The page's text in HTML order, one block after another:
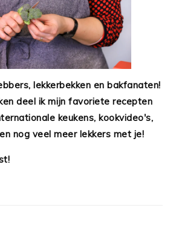
lekkerbekken en bakfanaten!
deel ik mijn favoriete recepten
keukens, kookvideo's,
nog veel meer lekkers met je!